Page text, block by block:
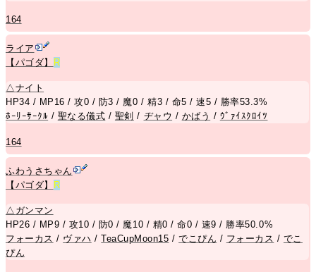
164
ライア
【パゴダ】
R
△ナイト
HP34 / MP16 / 攻0 / 防3 / 魔0 / 精3 / 命5 / 速5 / 勝率53.3%
ﾎｰﾘｰｻｰｸﾙ / 聖なる儀式 / 聖剣 / ヂャウ / かばう / ｳﾞｧｲｽｸﾛｲﾂ
164
ふわうさちゃん
【パゴダ】
R
△ ガンマン
HP26 / MP9 / 攻10 / 防0 / 魔10 / 精0 / 命0 / 速9 / 勝率50.0%
フォーカス / ヴァハ /TeaCupMoon15 /でこぴん / フォーカス / でこ
ぴん